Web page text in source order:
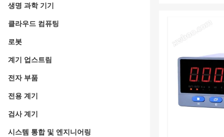
생명 과학 기기
클라우드 컴퓨팅
로봇
계기 업스트림
전자 부품
전용 계기
검사 계기
시스템 통합 및 엔지니어링